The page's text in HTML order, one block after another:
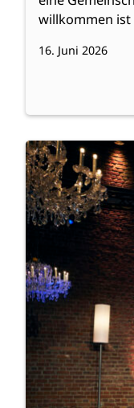
willkommen
16. Juni 2026
Weiterlesen
Besuch
der
2026